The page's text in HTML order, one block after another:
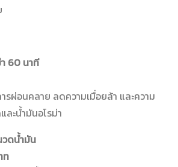
60 นาที
รผ่อนคลาย ลดความเมื่อยล้า และความ
ละน้ำมันอโรม่า
วดน้ำมัน
ท